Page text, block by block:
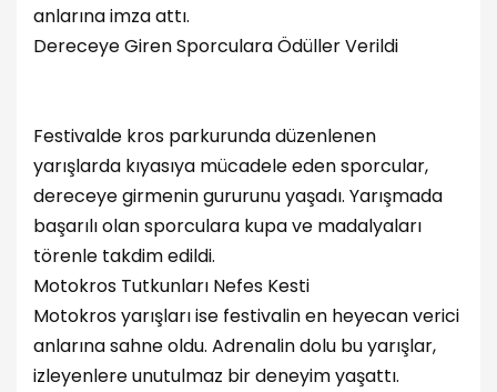
anlarına imza attı.
Dereceye Giren Sporculara Ödüller Verildi
Festivalde kros parkurunda düzenlenen
yarışlarda kıyasıya mücadele eden sporcular,
dereceye girmenin gururunu yaşadı. Yarışmada
başarılı olan sporculara kupa ve madalyaları
törenle takdim edildi.
Motokros Tutkunları Nefes Kesti
Motokros yarışları ise festivalin en heyecan verici
anlarına sahne oldu. Adrenalin dolu bu yarışlar,
izleyenlere unutulmaz bir deneyim yaşattı.